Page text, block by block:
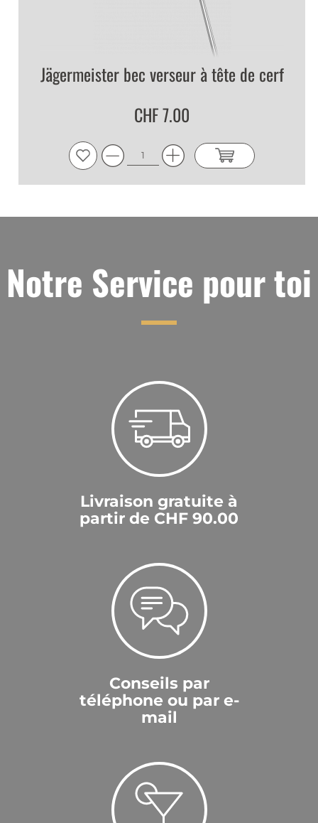
Jägermeister bec verseur à tête de cerf
CHF 7.00
Notre Service pour toi
Livraison gratuite à
partir de CHF 90.00
Conseils par
téléphone ou par e-
mail